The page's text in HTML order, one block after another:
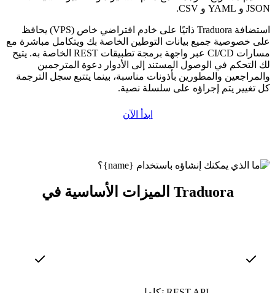
JSON و YAML و CSV.
استضافة Traduora ذاتيًا على خادم افتراضي خاص (VPS) يحافظ
على خصوصية جميع بيانات التوطين الخاصة بك ويتكامل مباشرة مع
مسارات CI/CD عبر واجهة برمجة تطبيقات REST الخاصة به. يتيح
لك التحكم في الوصول المستند إلى الأدوار دعوة المترجمين
والمراجعين والمطورين بأذونات مناسبة، بينما يتتبع سجل الترجمة
كل تغيير يتم إجراؤه على سلسلة نصية.
ابدأ الآن
الميزات الأساسية في Traduora